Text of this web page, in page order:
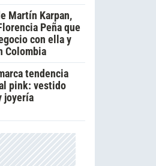
Martín Karpan,
Peña que
con ella y
Colombia
tendencia
pink: vestido
joyería